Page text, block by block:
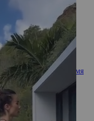
в холодное время